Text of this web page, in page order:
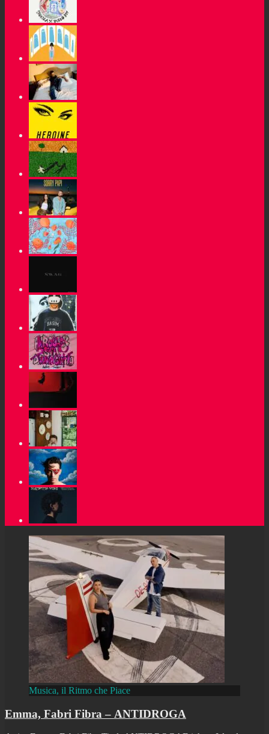
Musica, il Ritmo che Piace
Emma, Fabri Fibra – ANTIDROGA